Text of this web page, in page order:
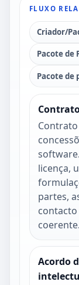
FLUXO
Criador/
Pacote de
Pacote de
Contrato
licença,
partes,
coerente.
Acordo